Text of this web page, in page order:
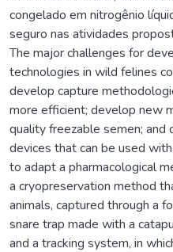
congelado em nitrogênio
seguro nas atividades
The major challenges for
technologies in wild felines
develop capture
more efficient; develop new
quality freezable semen;
devices that can be used
to adapt a pharmacological
a cryopreservation method
animals, captured through a
snare trap made with a
and a tracking system, in